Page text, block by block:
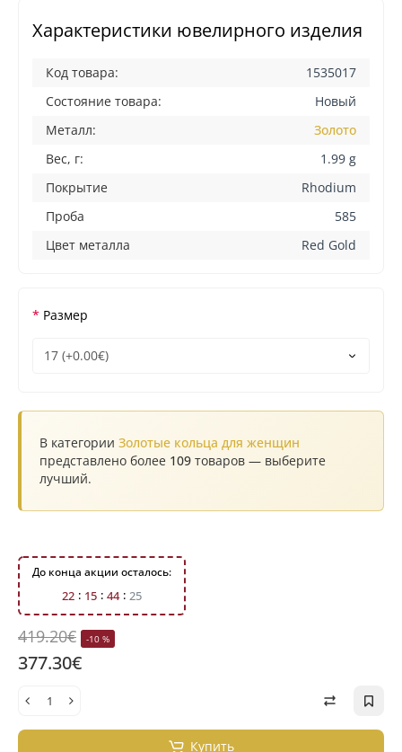
Характеристики ювелирного изделия
Код товара:
1535017
Состояние товара:
Новый
Металл:
Золото
Вес, г:
1.99 g
Покрытие
Rhodium
Проба
585
Цвет металла
Red Gold
Размер
В категории Золотые кольца для женщин
представлено более 109 товаров — выберите
лучший.
До конца акции осталось:
22 15 44 24
419.20€ -10 %
377.30€
Купить